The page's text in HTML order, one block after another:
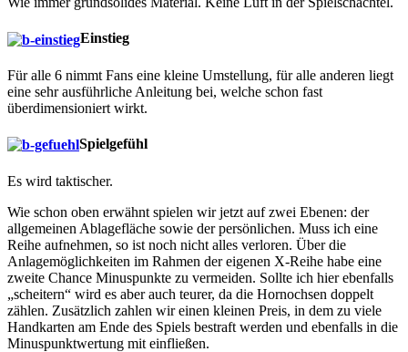
Einstieg
Für alle 6 nimmt Fans eine kleine Umstellung, für alle anderen liegt
eine sehr ausführliche Anleitung bei, welche schon fast
überdimensioniert wirkt.
Spielgefühl
Es wird taktischer.
Wie schon oben erwähnt spielen wir jetzt auf zwei Ebenen: der
allgemeinen Ablagefläche sowie der persönlichen. Muss ich eine
Reihe aufnehmen, so ist noch nicht alles verloren. Über die
Anlagemöglichkeiten im Rahmen der eigenen X-Reihe habe eine
zweite Chance Minuspunkte zu vermeiden. Sollte ich hier ebenfalls
„scheitern“ wird es aber auch teurer, da die Hornochsen doppelt
zählen. Zusätzlich zahlen wir einen kleinen Preis, in dem zu viele
Handkarten am Ende des Spiels bestraft werden und ebenfalls in die
Minuspunktwertung mit einfließen.